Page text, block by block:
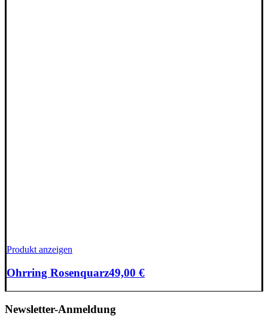
Produkt anzeigen
Ohrring Rosenquarz49,00 €
Newsletter-Anmeldung